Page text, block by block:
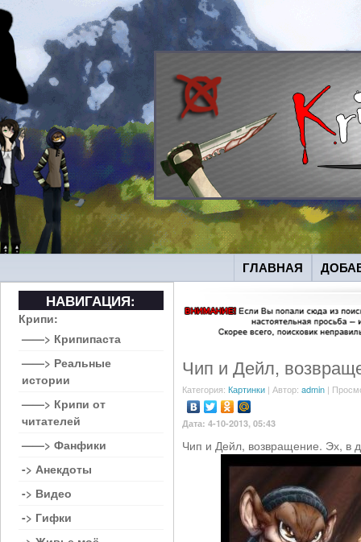
ГЛАВНАЯ
Чип и Дейл,
Категория: Картинки | Автор: admin |
Дата: 4-10-2013, 05:43
Чип и Дейл, возвращение. Эх, в
НАВИГАЦИЯ:
Крипи:
——> Крипипаста
——> Реальные
истории
——> Крипи от
читателей
——> Фанфики
-> Анекдоты
-> Видео
-> Гифки